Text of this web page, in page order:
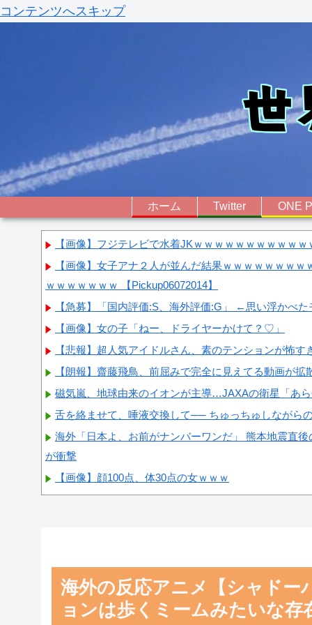
コンテンツへスキップ
ホーム Twitter ONE
【画像】フジテレビで水着JKｗｗｗｗｗｗｗｗｗｗｗ
【画像】女子アナ２人が並んだ結果ｗｗｗｗｗｗｗ
ｗｗｗｗｗｗｗ 【Pickup06072014】
【急募】「国内評価:S、海外評価:G」 ←思い浮かべ
【画像】女の子「ねー、ドライヤーかけて？♡」
【悲報】超人気アイドルさん、素のテンションが怖す
【朗報】齋藤飛鳥、前屈みで完全に見えてる動画が
磁気嵐、地球由来のイオンが主導…JAXAの衛星「あ
舌を絡ませて、唾液交換して── ちゅっちゅしながら
海外「日本よ、お前がナンバーワンだ」 熊本地震直
が衝撃
【画像】顔100点、体30点の女ｗｗｗ
海外の反応アニメ【シャドー
ョンは歩くミームみたいな存